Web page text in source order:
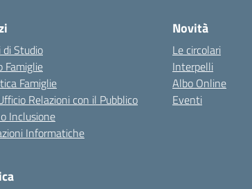
di Studio
Famiglie
Famiglie
Relazioni con il Pubblico
Inclusione
Informatiche
Novità
Le circolari
Interpelli
Albo Online
Eventi